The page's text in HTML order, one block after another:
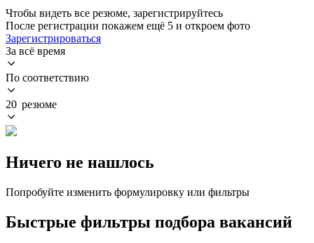
Чтобы видеть все резюме, зарегистрируйтесь
После регистрации покажем ещё 5 и откроем фото
Зарегистрироваться
За всё время
По соответствию
20 резюме
Ничего не нашлось
Попробуйте изменить формулировку или фильтры
Быстрые фильтры подбора вакансий